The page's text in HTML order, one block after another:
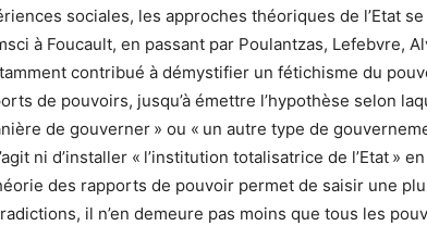
sociales, les approches théoriques de l’Etat
à Foucault, en passant par Poulantzas, Lefebvre,
contribué à démystifier un fétichisme du
de pouvoirs, jusqu’à émettre l’hypothèse selon
de gouverner » ou « un autre type de
ni d’installer « l’institution totalisatrice de l’Etat »
des rapports de pouvoir permet de saisir une
il n’en demeure pas moins que tous les